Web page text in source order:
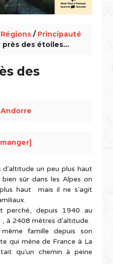
Régions / Principauté
près des étoiles...
des
d'altitude un peu plus haut
sûr dans les Alpes on
haut mais il ne s'agit
perché, depuis 1940 au
à 2408 mètres d'altitude.
famille depuis son
qui mène de France à La
qu'un chemin à peine